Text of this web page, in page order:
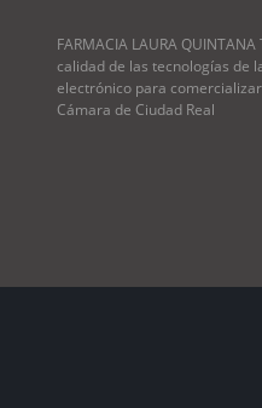
FARMACIA LAURA
calidad de las tecnologías de
electrónico para
Cámara de Ciudad Real